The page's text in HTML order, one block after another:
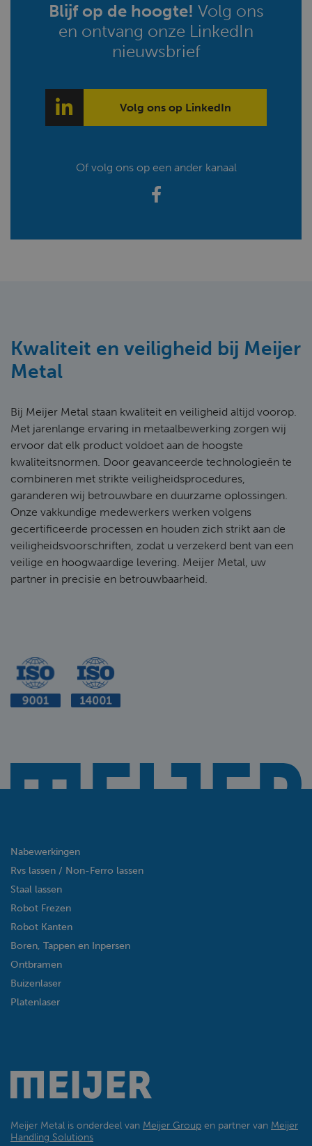
Blijf op de hoogte! Volg ons
en ontvang onze LinkedIn
nieuwsbrief
Volg ons op LinkedIn
Of volg ons op een ander kanaal
Kwaliteit en veiligheid bij Meijer
Metal
Bij Meijer Metal staan kwaliteit en veiligheid altijd voorop.
Met jarenlange ervaring in metaalbewerking zorgen wij
ervoor dat elk product voldoet aan de hoogste
kwaliteitsnormen. Door geavanceerde technologieën te
combineren met strikte veiligheidsprocedures,
garanderen wij betrouwbare en duurzame oplossingen.
Onze vakkundige medewerkers werken volgens
gecertificeerde processen en houden zich strikt aan de
veiligheidsvoorschriften, zodat u verzekerd bent van een
veilige en hoogwaardige levering. Meijer Metal, uw
partner in precisie en betrouwbaarheid.
Nabewerkingen
Rvs lassen / Non-Ferro lassen
Staal lassen
Robot Frezen
Robot Kanten
Boren, Tappen en Inpersen
Ontbramen
Buizenlaser
Platenlaser
Meijer Metal is onderdeel van Meijer Group en partner van Meijer
Handling Solutions